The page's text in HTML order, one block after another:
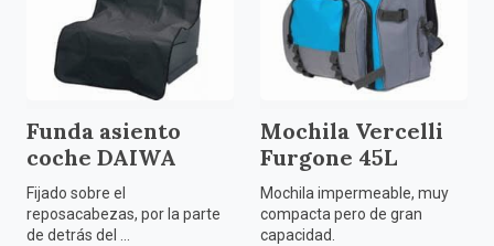
Funda asiento
coche DAIWA
Fijado sobre el
reposacabezas, por la parte
de detrás del ...
Mochila Vercelli
Furgone 45L
Mochila impermeable, muy
compacta pero de gran
capacidad.